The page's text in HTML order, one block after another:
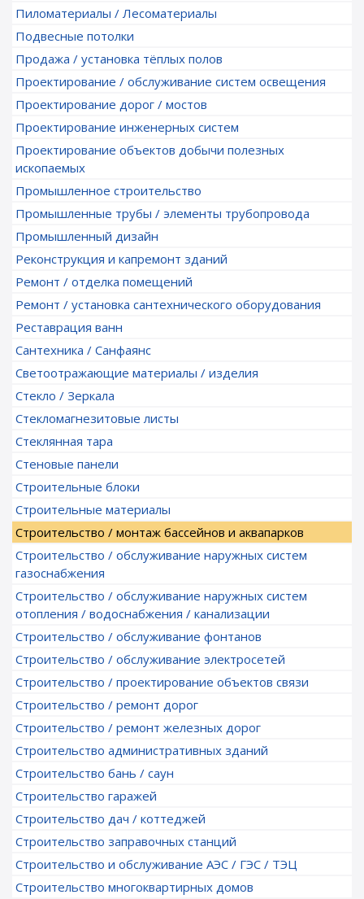
Пиломатериалы / Лесоматериалы
Подвесные потолки
Продажа / установка тёплых полов
Проектирование / обслуживание систем освещения
Проектирование дорог / мостов
Проектирование инженерных систем
Проектирование объектов добычи полезных
ископаемых
Промышленное строительство
Промышленные трубы / элементы трубопровода
Промышленный дизайн
Реконструкция и капремонт зданий
Ремонт / отделка помещений
Ремонт / установка сантехнического оборудования
Реставрация ванн
Сантехника / Санфаянс
Светоотражающие материалы / изделия
Стекло / Зеркала
Стекломагнезитовые листы
Стеклянная тара
Стеновые панели
Строительные блоки
Строительные материалы
Строительство / монтаж бассейнов и аквапарков
Строительство / обслуживание наружных систем
газоснабжения
Строительство / обслуживание наружных систем
отопления / водоснабжения / канализации
Строительство / обслуживание фонтанов
Строительство / обслуживание электросетей
Строительство / проектирование объектов связи
Строительство / ремонт дорог
Строительство / ремонт железных дорог
Строительство административных зданий
Строительство бань / саун
Строительство гаражей
Строительство дач / коттеджей
Строительство заправочных станций
Строительство и обслуживание АЭС / ГЭС / ТЭЦ
Строительство многоквартирных домов